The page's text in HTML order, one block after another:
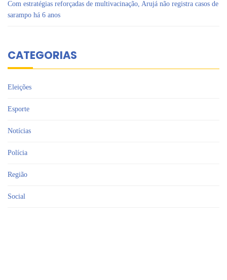
Com estratégias reforçadas de multivacinação, Arujá não registra casos de
sarampo há 6 anos
CATEGORIAS
Eleições
Esporte
Notícias
Polícia
Região
Social